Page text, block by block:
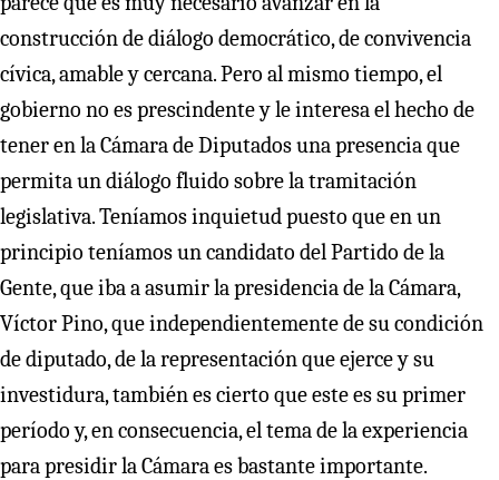
construcción de diálogo democrático, de convivencia
cívica, amable y cercana. Pero al mismo tiempo, el
gobierno no es prescindente y le interesa el hecho de
tener en la Cámara de Diputados una presencia que
permita un diálogo fluido sobre la tramitación
legislativa. Teníamos inquietud puesto que en un
principio teníamos un candidato del Partido de la
Gente, que iba a asumir la presidencia de la Cámara,
Víctor Pino, que independientemente de su condición
de diputado, de la representación que ejerce y su
investidura, también es cierto que este es su primer
período y, en consecuencia, el tema de la experiencia
para presidir la Cámara es bastante importante.